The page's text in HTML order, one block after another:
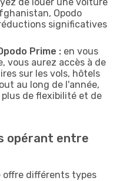
Opodo
significatives
Prime : en vous
vous aurez accès à de
sur les vols, hôtels
au long de l'année,
de flexibilité et de
opérant entre
offre différents types